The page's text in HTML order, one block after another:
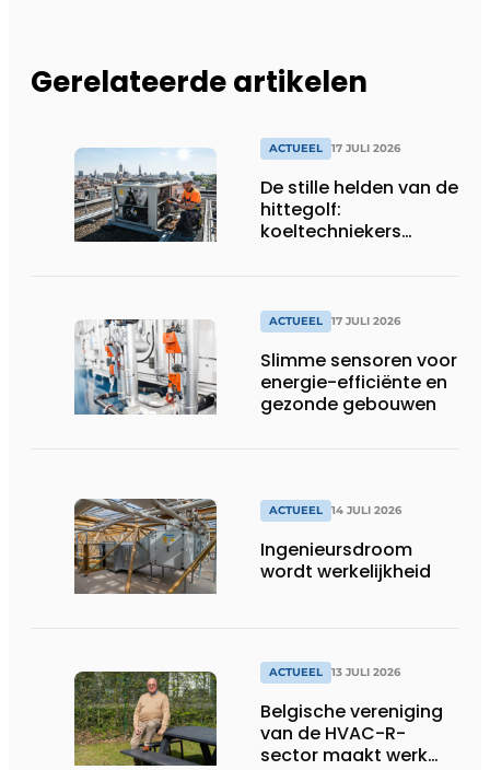
Gerelateerde artikelen
ACTUEEL 17 JULI 2026
De stille helden van de
hittegolf:
koeltechniekers
productiebedrijven
draaiende
ACTUEEL 17 JULI 2026
Slimme sensoren voor
energie-efficiënte en
gezonde gebouwen
ACTUEEL 14 JULI 2026
Ingenieursdroom
wordt werkelijkheid
ACTUEEL 13 JULI 2026
Belgische vereniging
van de HVAC-R-
sector maakt werk